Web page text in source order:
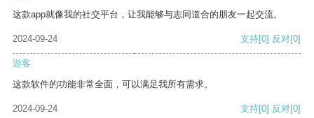
这款app就像我的社交平台，让我能够与志同道合的朋友一起交流。
2024-09-24 支持[0] 反对[0]
游客
这款软件的功能非常全面，可以满足我所有需求。
2024-09-24 支持[0] 反对[0]